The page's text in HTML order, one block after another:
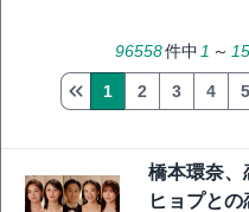
96558件中 1 ～ 15
1 2 3 4 5
橋本環奈、
ヒョプとの